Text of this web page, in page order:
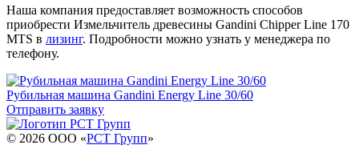
Наша компания предоставляет возможность способов
приобрести Измельчитель древесины Gandini Chipper Line 170
MTS в лизинг. Подробности можно узнать у менеджера по
телефону.
Рубильная машина Gandini Energy Line 30/60
Отправить заявку
© 2026 OOO «РСТ Групп»